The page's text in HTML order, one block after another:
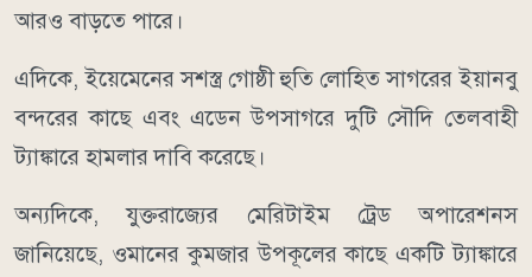
আরও বাড়তে পারে।
এদিকে, ইয়েমেনের সশস্ত্র গোষ্ঠী হুতি লোহিত সাগরের ইয়ানবু
বন্দরের কাছে এবং এডেন উপসাগরে দুটি সৌদি তেলবাহী
ট্যাঙ্কারে হামলার দাবি করেছে।
অন্যদিকে, যুক্তরাজ্যের মেরিটাইম ট্রেড অপারেশনস
জানিয়েছে, ওমানের কুমজার উপকূলের কাছে একটি ট্যাঙ্কারে